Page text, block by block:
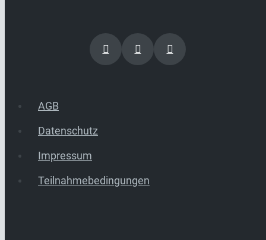
AGB
Datenschutz
Impressum
Teilnahmebedingungen